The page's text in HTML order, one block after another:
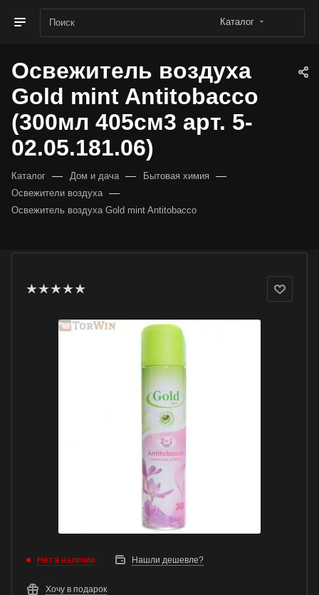
Каталог
Освежитель воздуха
Gold mint Antitobacco
(300мл 405см3 арт. 5-
02.05.181.06)
Каталог — Дом и дача — Бытовая химия —
Освежители воздуха —
Освежитель воздуха Gold mint Antitobacco
Нет в наличии Нашли дешевле?
Хочу в подарок